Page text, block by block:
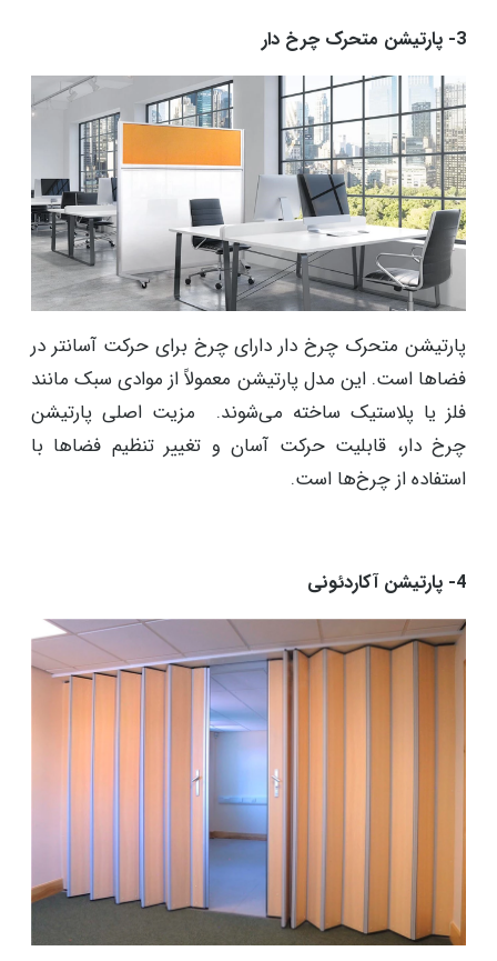
پارتیشن متحرک چرخ دار دارای چرخ‌ برای حرکت آسانتر در
فضاها است. این مدل پارتیشن معمولاً از موادی سبک مانند
فلز یا پلاستیک ساخته می‌شوند. مزیت اصلی پارتیشن
چرخ دار، قابلیت حرکت آسان و تغییر تنظیم فضاها با
استفاده از چرخ‌ها است.